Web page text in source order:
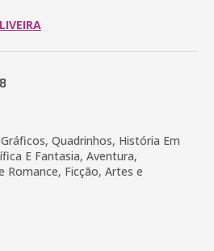
Quadrinhos, História Em
E Fantasia, Aventura,
Romance, Ficção, Artes e